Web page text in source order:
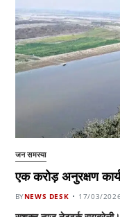
जन समस्या
एक करोड़ अनुरक्षण
BYNEWS DESK 17/03/